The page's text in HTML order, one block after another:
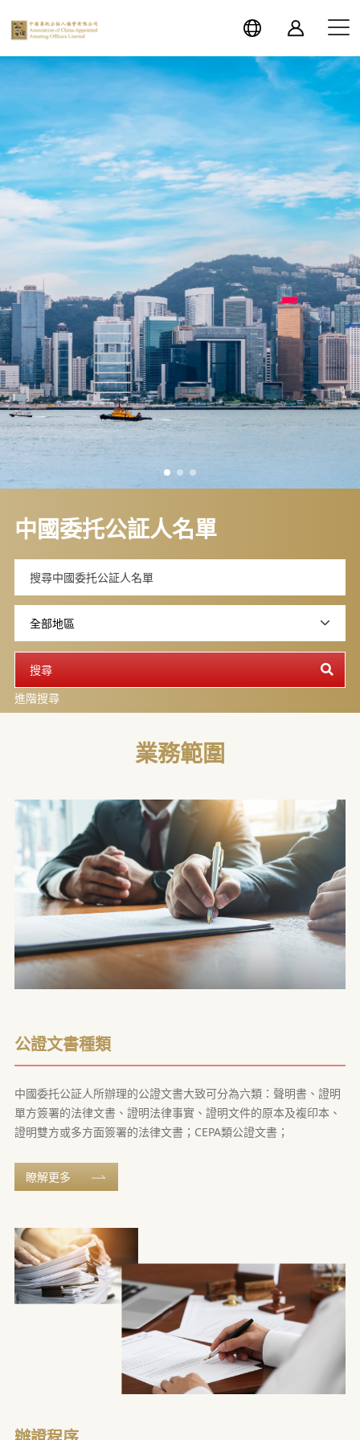
中國委托公証人名單
進階搜尋
業務範圍
公證文書種類
中國委托公証人所辦理的公證文書大致可分為六類：聲明書、證明
單方簽署的法律文書、證明法律事實、證明文件的原本及複印本、
證明雙方或多方面簽署的法律文書；CEPA類公證文書；
瞭解更多